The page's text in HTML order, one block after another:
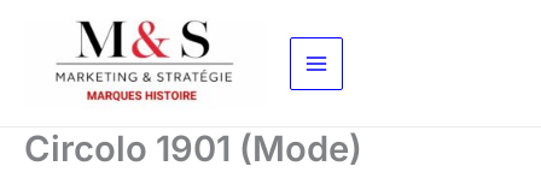
contenu
Circolo 1901 (Mode)